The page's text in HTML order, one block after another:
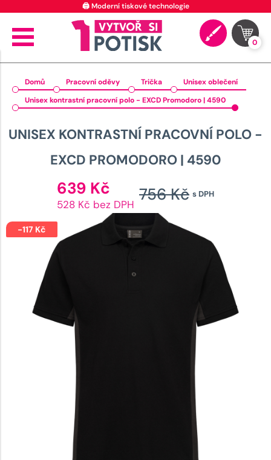
0
Domů Pracovní oděvy Trička
Unisex oblečení
Unisex kontrastní pracovní polo - EXCD Promodoro | 4590
UNISEX KONTRASTNÍ PRACOVNÍ POLO -
EXCD PROMODORO | 4590
s DPH
756Kč
byla:
756 Kč.
639 Kč cena
je:
639 Kč.
528 Kč bez DPH
-117 Kč